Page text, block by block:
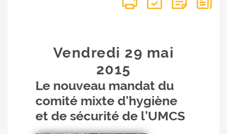
Vendredi 29 mai
2015
Le nouveau mandat du
comité mixte d’hygiène
et de sécurité de l’UMCS